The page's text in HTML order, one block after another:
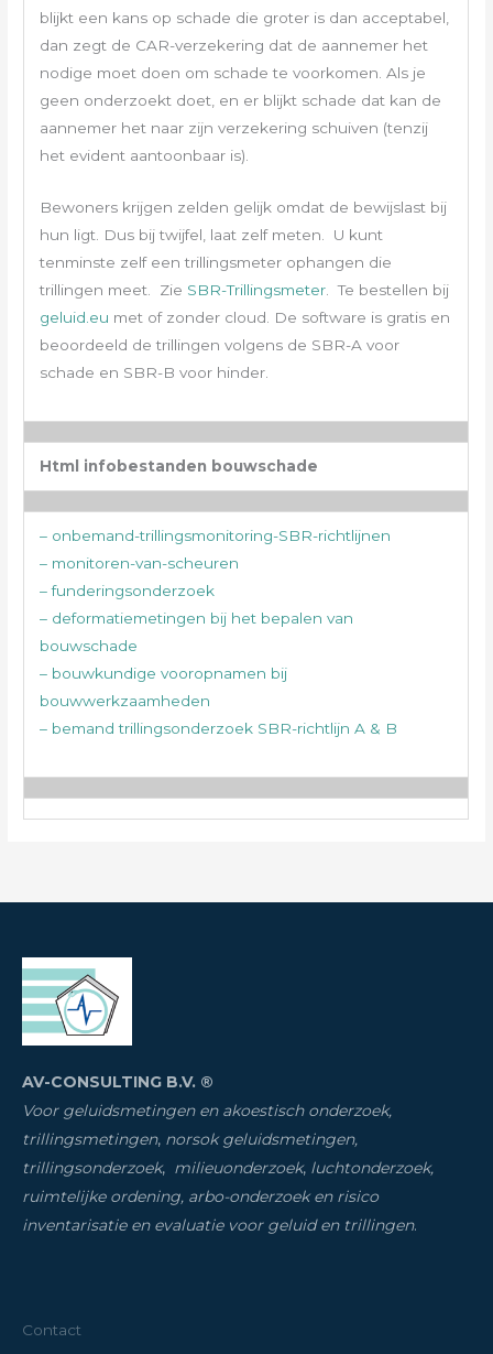
blijkt een kans op schade die groter is dan acceptabel,
dan zegt de CAR-verzekering dat de aannemer het
nodige moet doen om schade te voorkomen. Als je
geen onderzoekt doet, en er blijkt schade dat kan de
aannemer het naar zijn verzekering schuiven (tenzij
het evident aantoonbaar is).
Bewoners krijgen zelden gelijk omdat de bewijslast bij
hun ligt. Dus bij twijfel, laat zelf meten. U kunt
tenminste zelf een trillingsmeter ophangen die
trillingen meet. Zie SBR-Trillingsmeter. Te bestellen bij
geluid.eu met of zonder cloud. De software is gratis en
beoordeeld de trillingen volgens de SBR-A voor
schade en SBR-B voor hinder.
Html infobestanden bouwschade
– onbemand-trillingsmonitoring-SBR-richtlijnen
– monitoren-van-scheuren
– funderingsonderzoek
– deformatiemetingen bij het bepalen van
bouwschade
– bouwkundige vooropnamen bij
bouwwerkzaamheden
– bemand trillingsonderzoek SBR-richtlijn A & B
AV-CONSULTING B.V. ®
Voor geluidsmetingen en akoestisch onderzoek,
trillingsmetingen, norsok geluidsmetingen,
trillingsonderzoek, milieuonderzoek, luchtonderzoek,
ruimtelijke ordening, arbo-onderzoek en risico
inventarisatie en evaluatie voor geluid en trillingen.
Contact